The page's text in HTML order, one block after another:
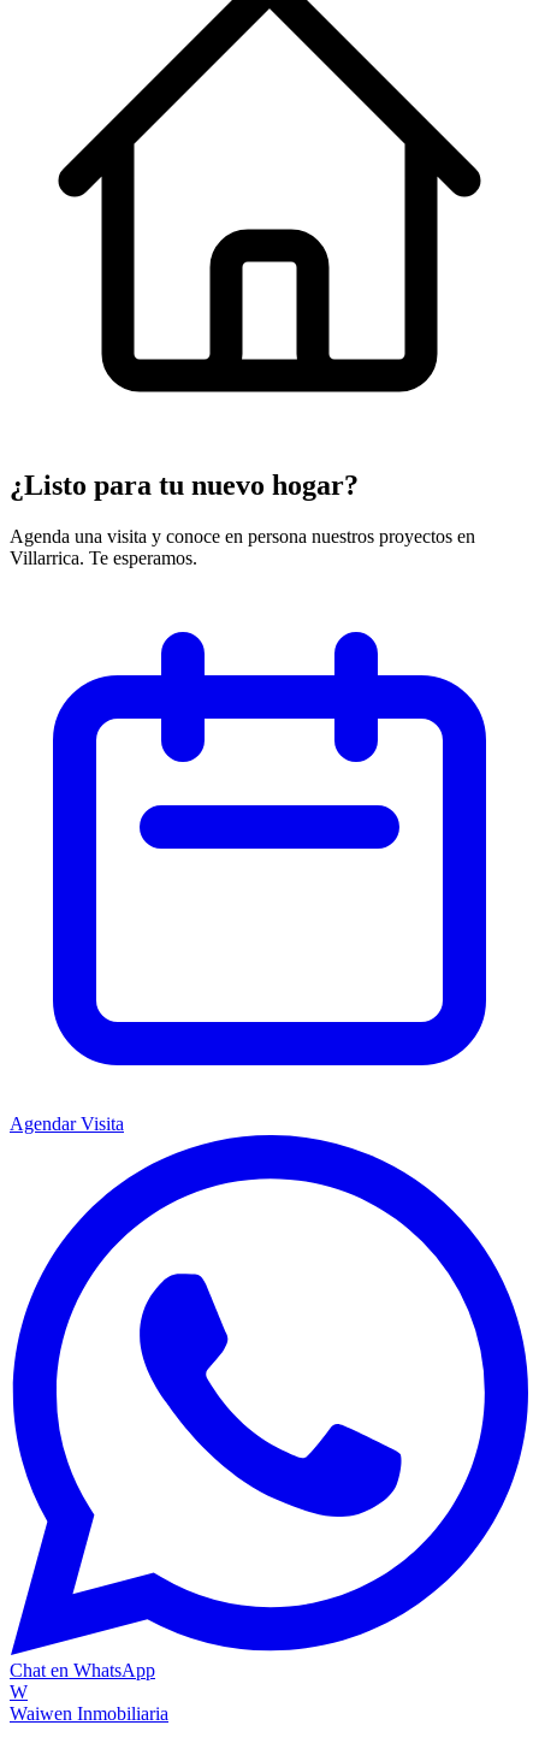
¿Listo para tu nuevo hogar?
Agenda una visita y conoce en persona nuestros proyectos en
Villarrica. Te esperamos.
Agendar Visita
Chat en WhatsApp
W
Waiwen Inmobiliaria